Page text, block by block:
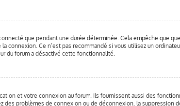
que pendant une durée déterminée. Cela empêche que
connexion. Ce n’est pas recommandé si vous utilisez un
du forum a désactivé cette fonctionnalité.
et votre connexion au forum. Ils fournissent aussi des
des problèmes de connexion ou de déconnexion, la suppression